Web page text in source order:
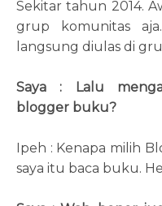
Sekitar tahun 2014.
grup komunitas
langsung diulas di
Saya : Lalu
blogger buku?
Ipeh : Kenapa milih
saya itu baca buku.